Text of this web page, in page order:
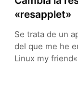
«resapplet»
Se trata de un
del que me he
Linux my